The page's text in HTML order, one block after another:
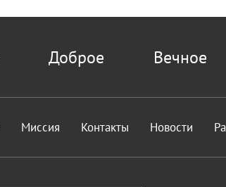
Доброе Вечное
Миссия Контакты Новости